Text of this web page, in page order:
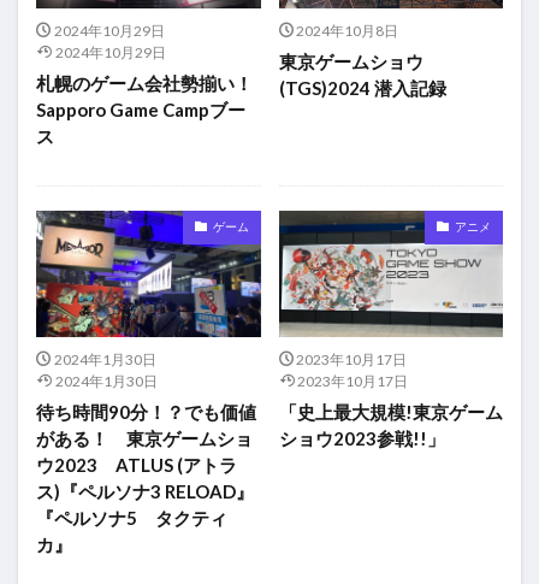
2024年10月29日
2024年10月29日
札幌のゲーム会社勢揃い！
Sapporo Game Campブー
ス
2024年10月8日
東京ゲームショウ
(TGS)2024 潜入記録
ゲーム
2024年1月30日
2024年1月30日
待ち時間90分！？でも価値
がある！ 東京ゲームショ
ウ2023 ATLUS (アトラ
ス)『ペルソナ3 RELOAD』
『ペルソナ5 タクティ
カ』
アニメ
2023年10月17日
2023年10月17日
「史上最大規模!東京ゲーム
ショウ2023参戦!!」